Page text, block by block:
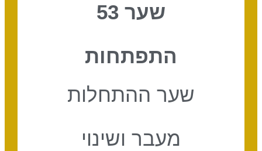
שער 53
התפתחות
שער ההתחלות
מעבר ושינוי